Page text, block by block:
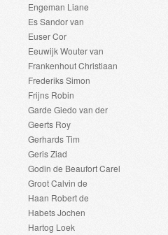
Engeman Liane
Es Sandor van
Euser Cor
Eeuwijk Wouter van
Frankenhout Christiaan
Frederiks Simon
Frijns Robin
Garde Giedo van der
Geerts Roy
Gerhards Tim
Geris Ziad
Godin de Beaufort Carel
Groot Calvin de
Haan Robert de
Habets Jochen
Hartog Loek